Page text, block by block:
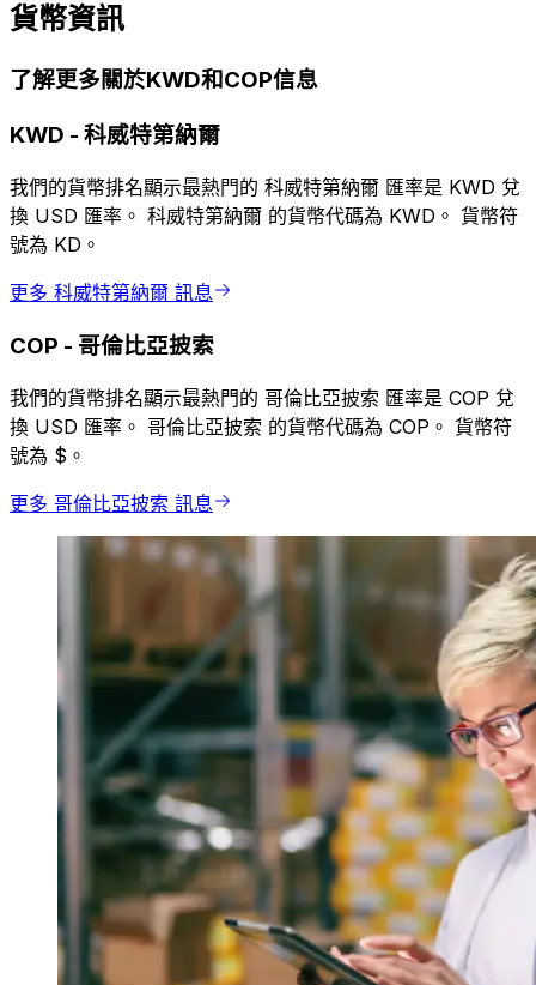
貨幣資訊
了解更多關於KWD和COP信息
KWD - 科威特第納爾
我們的貨幣排名顯示最熱門的 科威特第納爾 匯率是 KWD 兌
換 USD 匯率。 科威特第納爾 的貨幣代碼為 KWD。 貨幣符
號為 KD。
更多 科威特第納爾 訊息
COP - 哥倫比亞披索
我們的貨幣排名顯示最熱門的 哥倫比亞披索 匯率是 COP 兌
換 USD 匯率。 哥倫比亞披索 的貨幣代碼為 COP。 貨幣符
號為 $。
更多 哥倫比亞披索 訊息